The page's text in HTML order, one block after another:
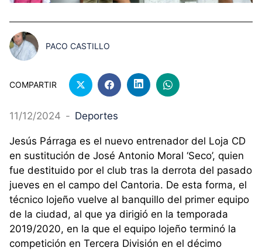
PACO CASTILLO
COMPARTIR
11/12/2024 - Deportes
Jesús Párraga es el nuevo entrenador del Loja CD
en sustitución de José Antonio Moral ‘Seco’, quien
fue destituido por el club tras la derrota del pasado
jueves en el campo del Cantoria. De esta forma, el
técnico lojeño vuelve al banquillo del primer equipo
de la ciudad, al que ya dirigió en la temporada
2019/2020, en la que el equipo lojeño terminó la
competición en Tercera División en el décimo